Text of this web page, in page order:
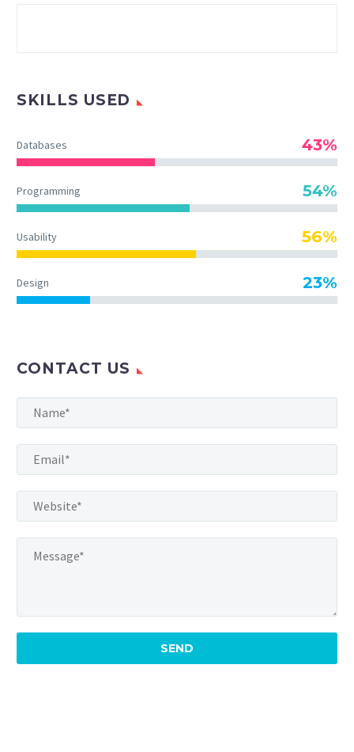
SKILLS USED
Databases 43%
Programming 54%
Usability 56%
Design 23%
CONTACT US